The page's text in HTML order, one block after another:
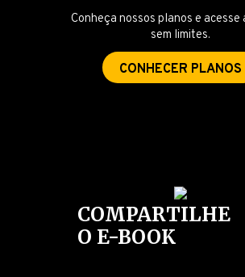
Conheça nossos planos e acesse
sem limites.
CONHECER PLANOS
COMPARTILHE
O E-BOOK